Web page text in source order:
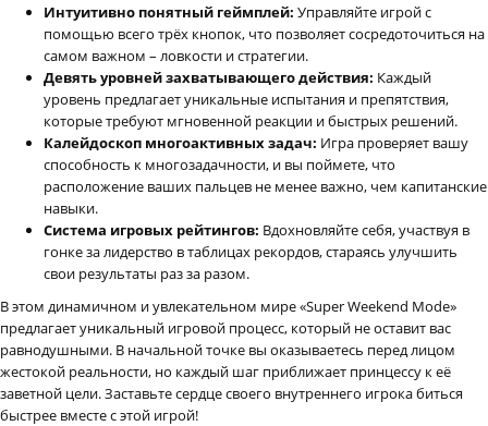
Интуитивно понятный геймплей: Управляйте игрой с
помощью всего трёх кнопок, что позволяет сосредоточиться на
самом важном – ловкости и стратегии.
Девять уровней захватывающего действия: Каждый
уровень предлагает уникальные испытания и препятствия,
которые требуют мгновенной реакции и быстрых решений.
Калейдоскоп многоактивных задач: Игра проверяет вашу
способность к многозадачности, и вы поймете, что
расположение ваших пальцев не менее важно, чем капитанские
навыки.
Система игровых рейтингов: Вдохновляйте себя, участвуя в
гонке за лидерство в таблицах рекордов, стараясь улучшить
свои результаты раз за разом.
В этом динамичном и увлекательном мире «Super Weekend Mode»
предлагает уникальный игровой процесс, который не оставит вас
равнодушными. В начальной точке вы оказываетесь перед лицом
жестокой реальности, но каждый шаг приближает принцессу к её
заветной цели. Заставьте сердце своего внутреннего игрока биться
быстрее вместе с этой игрой!